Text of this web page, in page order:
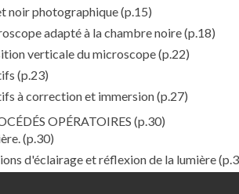
noir photographique(p.15)
adapté à la chambre noire(p.18)
verticale du microscope(p.22)
(p.23)
à correction et immersion(p.27)
OPÉRATOIRES (p.30)
(p.30)
d'éclairage et réflexion de la lumière